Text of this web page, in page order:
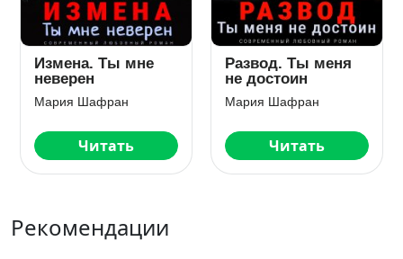
Измена. Ты мне
неверен
Мария Шафран
Читать
Развод. Ты меня
не достоин
Мария Шафран
Читать
Рекомендации